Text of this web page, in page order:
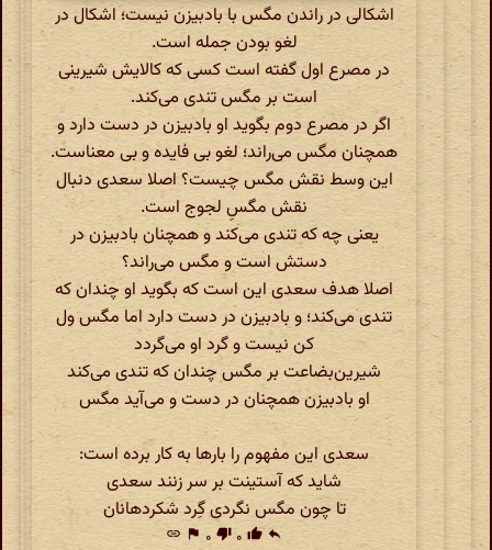
اشکالی در راندن مگس با بادبیزن نیست؛ اشکال در
لغو بودن جمله است.
در مصرع اول گفته است کسی که کالایش شیرینی
است بر مگس تندی می‌کند.
اگر در مصرع دوم بگوید او بادبیزن در دست دارد و
همچنان مگس می‌راند؛ لغو بی فایده و بی معناست.
این وسط نقش مگس چیست؟ اصلا سعدی دنبال
نقش مگسِ لجوج است.
یعنی چه که تندی می‌کند و همچنان بادبیزن در
دستش است و مگس می‌راند؟
اصلا هدف سعدی این است که بگوید او چندان که
تندی می‌کند؛ و بادبیزن در دست دارد اما مگس ول
کن نیست و گرد او می‌گردد
شیرین‌بضاعت بر مگس چندان که تندی می‌کند
او بادبیزن همچنان در دست و می‌آید مگس
سعدی این مفهوم را بارها به کار برده است:
شاید که آستینت بر سر زنند سعدی
تا چون مگس نگردی گِرد شکردهانان
reply
thumb_up ۰ thumb_down ۰ flag
link